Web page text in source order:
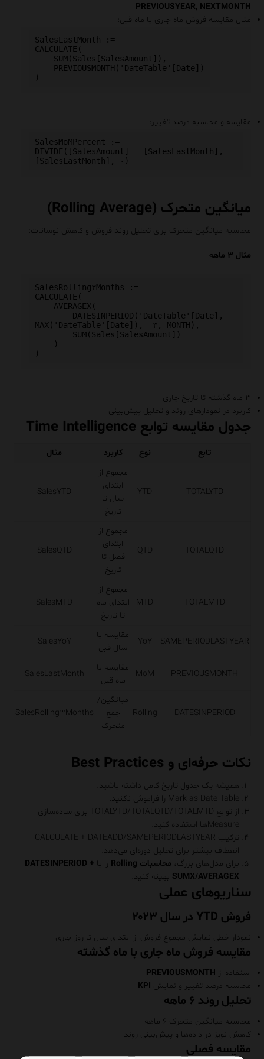
PREVIOUSYEAR, NEXTMONTH
مثال مقایسه فروش ماه جاری با ماه قبل:
SalesLastMonth :=
CALCULATE(
مقایسه و محاسبه درصد تغییر:
SalesMoMPercent :=
DIVIDE([SalesAmount] - [SalesLastMonth],
میانگین متحرک (Rolling Average)
محاسبه میانگین متحرک برای تحلیل روند فروش و کاهش نوسانات:
مثال ۳ ماهه
SalesRolling۳Months :=
CALCULATE(
MAX('DateTable'[Date]), -۳, MONTH),
۳ ماه گذشته تا تاریخ جاری
کاربرد در نمودارهای روند و تحلیل پیش‌بینی
جدول مقایسه توابع Time Intelligence
تابع نوع کاربرد مثال
TOTALYTD
YTD
مجموع از
ابتدای
سال تا
تاریخ
SalesYTD
TOTALQTD
QTD
مجموع از
ابتدای
فصل تا
تاریخ
SalesQTD
TOTALMTD
MTD
مجموع از
ابتدای ماه
تا تاریخ
SalesMTD
SAMEPERIODLASTYEAR
YoY
مقایسه با
سال قبل
SalesYoY
PREVIOUSMONTH
MoM
مقایسه با
ماه قبل
SalesLastMonth
DATESINPERIOD
Rolling
میانگین/
جمع
متحرک
SalesRolling۳Months
نکات حرفه‌ای و Best Practices
همیشه یک جدول تاریخ کامل داشته باشید.
Mark as Date Table را فراموش نکنید.
از توابع TOTALYTD/TOTALQTD/TOTALMTD برای ساده‌سازی
Measureها استفاده کنید.
ترکیب CALCULATE + DATEADD/SAMEPERIODLASTYEAR
انعطاف بیشتر برای تحلیل دوره‌ای می‌دهد.
برای مدل‌های بزرگ، محاسبات Rolling را با DATESINPERIOD +
SUMX/AVERAGEX بهینه کنید.
سناریوهای عملی
فروش YTD در سال ۲۰۲۳
نمودار خطی نمایش مجموع فروش از ابتدای سال تا روز جاری
مقایسه فروش ماه جاری با ماه گذشته
استفاده از PREVIOUSMONTH
محاسبه درصد تغییر و نمایش KPI
تحلیل روند ۶ ماهه
محاسبه میانگین متحرک ۶ ماهه
کاهش نویز در داده‌ها و پیش‌بینی روند
مقایسه فصلی